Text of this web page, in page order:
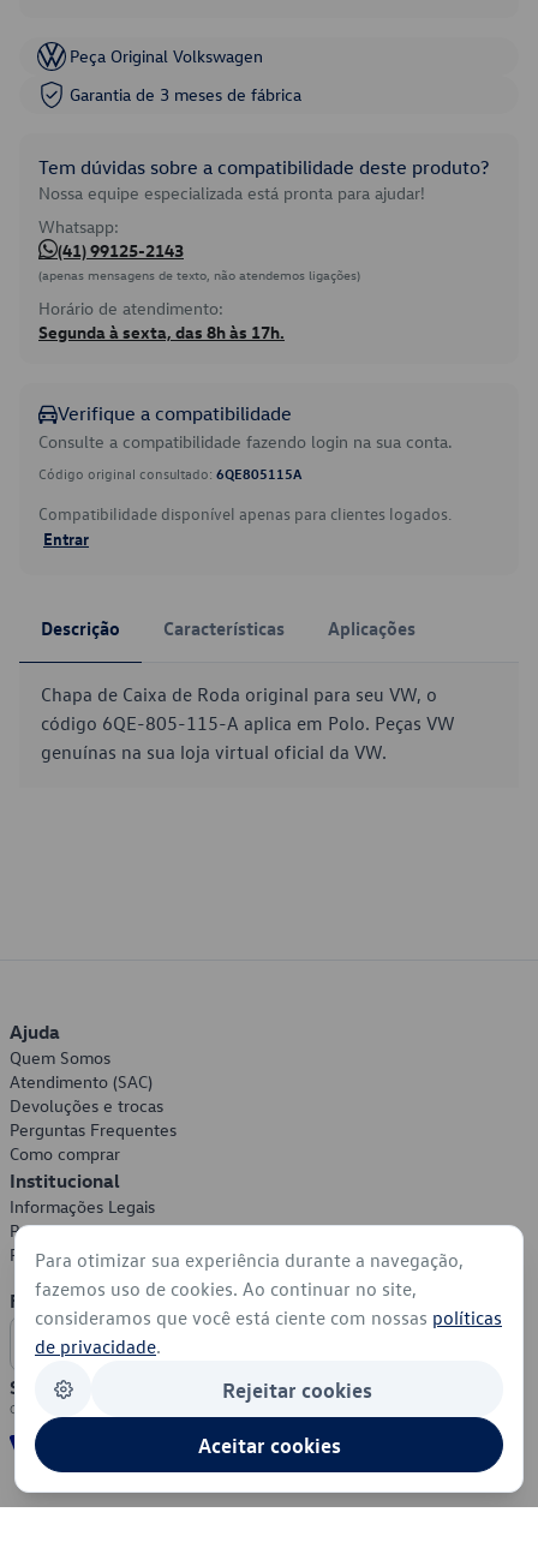
Peça Original Volkswagen
Garantia de 3 meses de fábrica
Tem dúvidas sobre a compatibilidade deste produto?
Nossa equipe especializada está pronta para ajudar!
Whatsapp:
(41) 99125-2143
(apenas mensagens de texto, não atendemos ligações)
Horário de atendimento:
Segunda à sexta, das 8h às 17h.
Verifique a compatibilidade
Consulte a compatibilidade fazendo login na sua conta.
Código original consultado: 6QE805115A
Compatibilidade disponível apenas para clientes logados.
Entrar
Descrição Características Aplicações
Chapa de Caixa de Roda original para seu VW, o
código 6QE-805-115-A aplica em Polo. Peças VW
genuínas na sua loja virtual oficial da VW.
Ajuda
Quem Somos
Atendimento (SAC)
Devoluções e trocas
Perguntas Frequentes
Como comprar
Institucional
Informações Legais
Política de Privacidade
Política de Cookies
Formas de Pagamento
Segurança
Para otimizar sua experiência durante a navegação,
fazemos uso de cookies. Ao continuar no site,
consideramos que você está ciente com nossas políticas
de privacidade.
Rejeitar cookies
Aceitar cookies